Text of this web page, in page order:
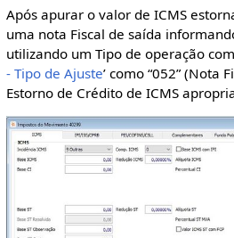
Após apurar o valor de ICMS
uma nota Fiscal de saída
utilizando um Tipo de operação
- Tipo de Ajuste’ como “052” (Nota
Estorno de Crédito de ICMS